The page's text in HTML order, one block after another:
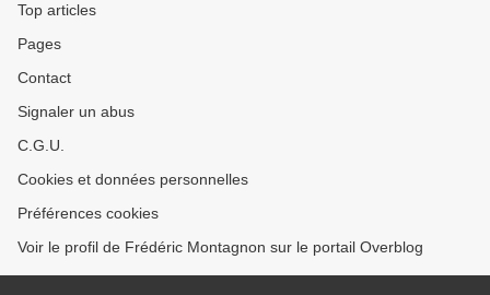
Top articles
Pages
Contact
Signaler un abus
C.G.U.
Cookies et données personnelles
Préférences cookies
Voir le profil de Frédéric Montagnon sur le portail Overblog